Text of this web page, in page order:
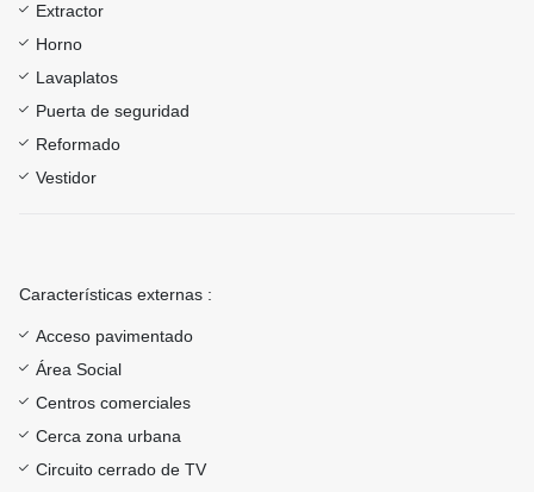
Extractor
Horno
Lavaplatos
Puerta de seguridad
Reformado
Vestidor
Características externas :
Acceso pavimentado
Área Social
Centros comerciales
Cerca zona urbana
Circuito cerrado de TV